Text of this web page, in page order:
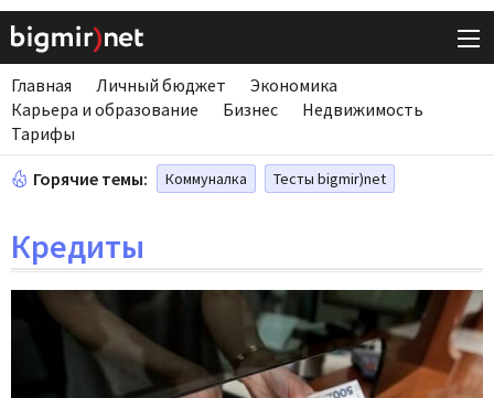
Главная Личный бюджет
Экономика
Карьера и образование
Бизнес
Недвижимость
Тарифы
Горячие темы: Коммуналка Тесты bigmir)net
Кредиты